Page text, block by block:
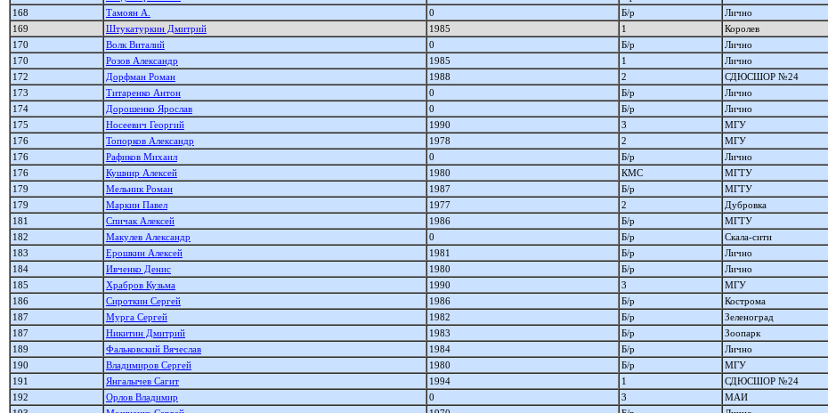
168
Тамоян А. 0 Б/р Лично
169
Штукатуркин Дмитрий 1985 1 Королев
170
Волк Виталий 0 Б/р Лично
170
Розов Александр 1985 1 Лично
172
Дорфман Роман 1988 2 СДЮСШОР №24
173
Титаренко Антон 0 Б/р Лично
174
Дорошенко Ярослав 0 Б/р Лично
175
Носеевич Георгий 1990 3 МГУ
176
Топорков Александр 1978 2 МГУ
176
Рафиков Михаил 0 Б/р Лично
176
Кушнир Алексей 1980 КМС МГТУ
179
Мельник Роман 1987 Б/р МГТУ
179
Маркин Павел 1977 2 Дубровка
181
Спичак Алексей 1986 Б/р МГТУ
182
Макулев Александр 0 Б/р Скала-сити
183
Ерошкин Алексей 1981 Б/р Лично
184
Ивченко Денис 1980 Б/р Лично
185
Храбров Кузьма 1990 3 МГУ
186
Сироткин Сергей 1986 Б/р Кострома
187
Мурга Сергей 1982 Б/р Зеленоград
187
Никитин Дмитрий 1983 Б/р Зоопарк
189
Фальковский Вячеслав 1984 Б/р Лично
190
Владимиров Сергей 1980 Б/р МГУ
191
Янгалычев Сагит 1994 1 СДЮСШОР №24
192
Орлов Владимир 0 3 МАИ